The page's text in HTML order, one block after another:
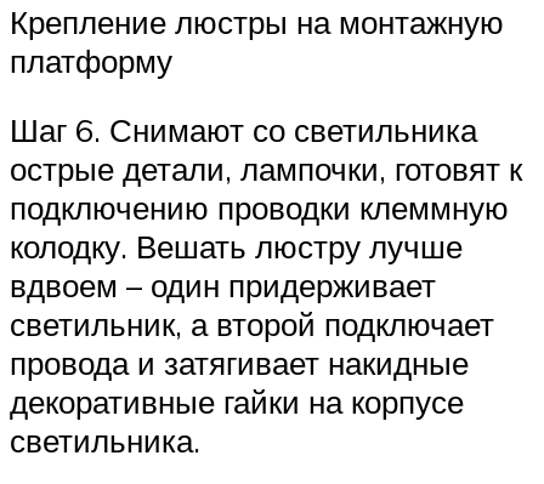
Крепление люстры на монтажную
платформу
Шаг 6. Снимают со светильника
острые детали, лампочки, готовят к
подключению проводки клеммную
колодку. Вешать люстру лучше
вдвоем – один придерживает
светильник, а второй подключает
провода и затягивает накидные
декоративные гайки на корпусе
светильника.